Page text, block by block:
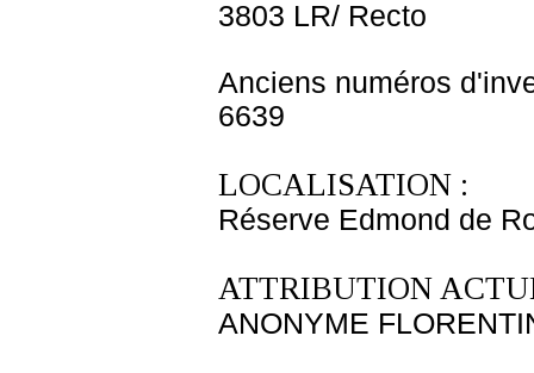
3803 LR/ Recto
Anciens numéros
6639
LOCALISATION :
Réserve Edmond de
ATTRIBUTION
ANONYME